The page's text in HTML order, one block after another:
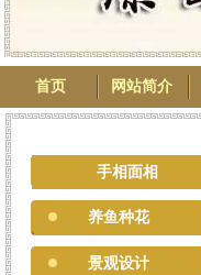
首页 网站简介
手相面相
养鱼种花
景观设计